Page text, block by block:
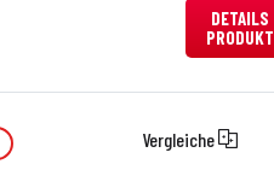
DETAILS
PRODUKT
Vergleiche